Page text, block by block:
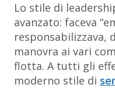
Lo stile di
avanzato: faceva
responsabilizzava,
manovra ai vari
flotta. A tutti gli
moderno stile di